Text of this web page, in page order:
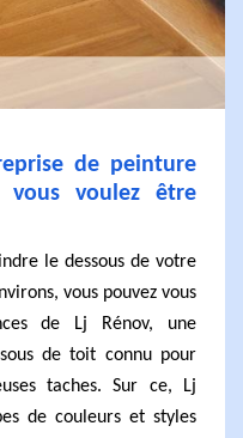
de peinture
voulez être
le dessous de votre
vous pouvez vous
de Lj Rénov, une
de toit connu pour
taches. Sur ce, Lj
de couleurs et styles